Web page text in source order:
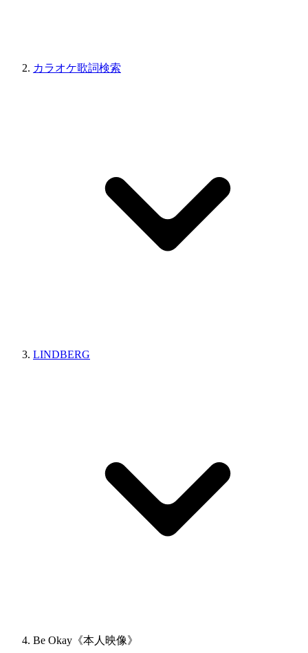
カラオケ歌詞検索
LINDBERG
Be Okay《本人映像》